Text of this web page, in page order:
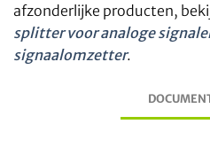
afzonderlijke producten,
splitter voor analoge
signaalomzetter.